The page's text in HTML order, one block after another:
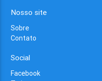
Nosso site
Sobre
Contato
Social
Facebook